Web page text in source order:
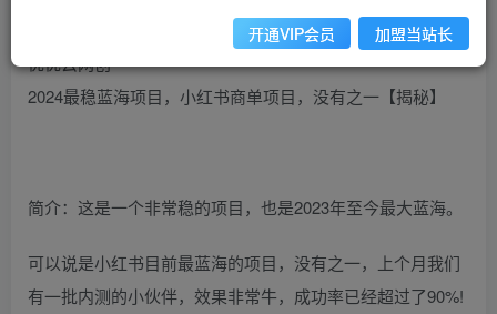
2024最稳蓝海项目，小红书商单项目，没有之一【揭秘】
简介：这是一个非常稳的项目，也是2023年至今最大蓝海。
可以说是小红书目前最蓝海的项目，没有之一，上个月我们
有一批内测的小伙伴，效果非常牛，成功率已经超过了90%!
开通VIP会员 加盟当站长